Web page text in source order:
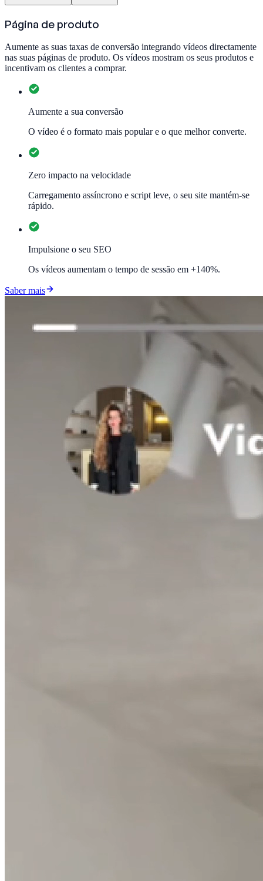
Página de produto
Aumente as suas taxas de conversão integrando vídeos directamente
nas suas páginas de produto. Os vídeos mostram os seus produtos e
incentivam os clientes a comprar.
Aumente a sua conversão
O vídeo é o formato mais popular e o que melhor converte.
Zero impacto na velocidade
Carregamento assíncrono e script leve, o seu site mantém-se
rápido.
Impulsione o seu SEO
Os vídeos aumentam o tempo de sessão em +140%.
Saber mais